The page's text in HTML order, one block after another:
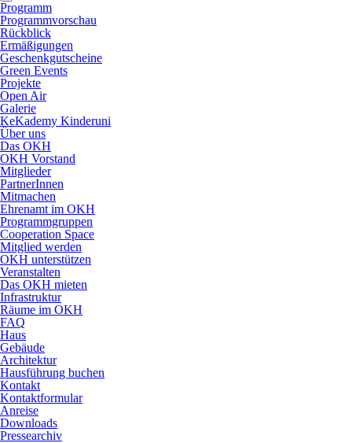
Programm
Programmvorschau
Rückblick
Ermäßigungen
Geschenkgutscheine
Green Events
Projekte
Open Air
Galerie
KeKademy Kinderuni
Über uns
Das OKH
OKH Vorstand
Mitglieder
PartnerInnen
Mitmachen
Ehrenamt im OKH
Programmgruppen
Cooperation Space
Mitglied werden
OKH unterstützen
Veranstalten
Das OKH mieten
Infrastruktur
Räume im OKH
FAQ
Haus
Gebäude
Architektur
Hausführung buchen
Kontakt
Kontaktformular
Anreise
Downloads
Pressearchiv